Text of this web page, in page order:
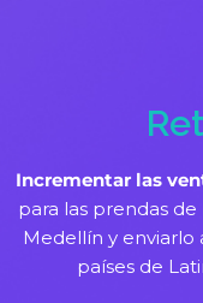
Incrementar las
para las prendas
Medellín y enviarlo
países de